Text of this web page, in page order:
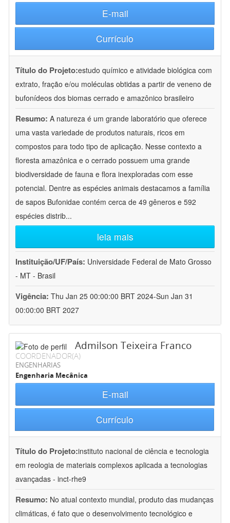
E-mail
Currículo
Título do Projeto:estudo químico e atividade biológica com
extrato, fração e/ou moléculas obtidas a partir de veneno de
bufonídeos dos biomas cerrado e amazônico brasileiro
Resumo: A natureza é um grande laboratório que oferece
uma vasta variedade de produtos naturais, ricos em
compostos para todo tipo de aplicação. Nesse contexto a
floresta amazônica e o cerrado possuem uma grande
biodiversidade de fauna e flora inexploradas com esse
potencial. Dentre as espécies animais destacamos a família
de sapos Bufonidae contém cerca de 49 gêneros e 592
espécies distrib...
leia mais
Instituição/UF/País: Universidade Federal de Mato Grosso
- MT - Brasil
Vigência: Thu Jan 25 00:00:00 BRT 2024-Sun Jan 31
00:00:00 BRT 2027
Admilson Teixeira Franco
COORDENADOR(A)
ENGENHARIAS
Engenharia Mecânica
E-mail
Currículo
Título do Projeto:instituto nacional de ciência e tecnologia
em reologia de materiais complexos aplicada a tecnologias
avançadas - inct-rhe9
Resumo: No atual contexto mundial, produto das mudanças
climáticas, é fato que o desenvolvimento tecnológico e